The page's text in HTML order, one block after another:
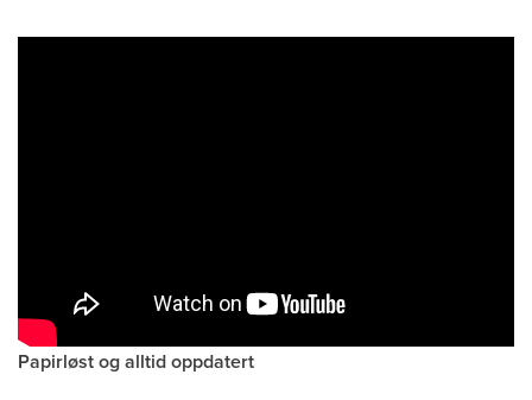
Papirløst og alltid oppdatert